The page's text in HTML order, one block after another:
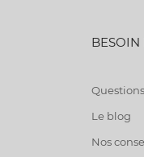
BESOIN
Le blog
Nos